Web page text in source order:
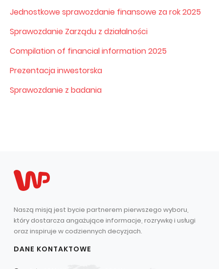
GRUPA KAPITAŁOWA
WP Media
Invia Group
Wakacje.pl
Audioteka Group
Raporty bieżące
Raporty okresowe
Raporty zintegrowane
Listy Prezesa Zarządu
Prezentacje finansowe
Statut
Rada Nadzorcza
Struktura Grupy Kapitałowej
Biegły rewident
Jednostkowe sprawozdanie finansowe za rok 2025
Sprawozdanie Zarządu z działalności
Compilation of financial information 2025
Prezentacja inwestorska
Sprawozdanie z badania
Naszą misją jest bycie partnerem pierwszego wyboru,
który dostarcza angażujące informacje, rozrywkę i usługi
oraz inspiruje w codziennych decyzjach.
DANE KONTAKTOWE